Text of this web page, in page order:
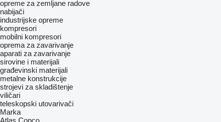
opreme za zemljane radove
nabijači
industrijske opreme
kompresori
mobilni kompresori
oprema za zavarivanje
aparati za zavarivanje
sirovine i materijali
građevinski materijali
metalne konstrukcije
strojevi za skladištenje
viličari
teleskopski utovarivači
Marka
Atlas Copco